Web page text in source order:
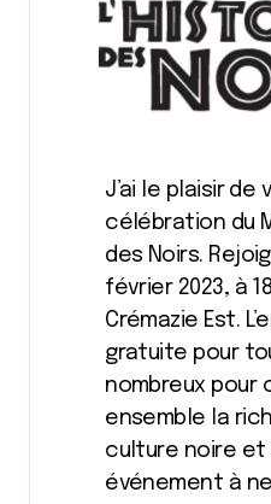
J’ai le plaisir de vous inviter à la
célébration du
des Noirs.
février 2023, à
Crémazie Est.
gratuite pour
nombreux pour
ensemble la
culture noire et
événement à